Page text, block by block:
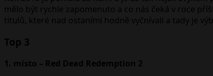
mělo být rychle zapomenuto a co nás čeká v roce
titulů, které nad ostaními hodně vyčnívali a tady je
Top 3
1. místo – Red Dead Redemption 2